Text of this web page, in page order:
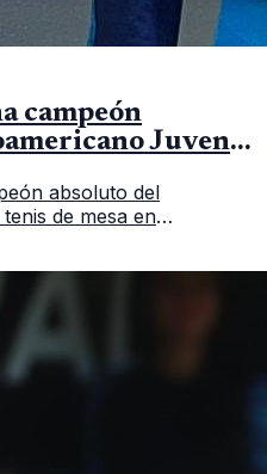
campeón
Juvenil
absoluto del
de mesa en
CDAG.